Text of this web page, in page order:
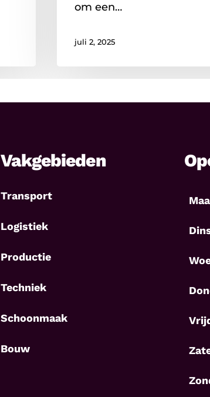
om een…
juli 2, 2025
Vakgebieden
Transport
Logistiek
Productie
Techniek
Schoonmaak
Bouw